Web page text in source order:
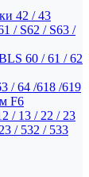
42 / 43
/ S62 / S63 /
60 / 61 / 62
/ 64 /618 /619
F6
/ 13 / 22 / 23
/ 532 / 533